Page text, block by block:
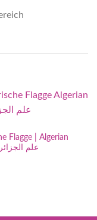
Flagge | Algerian
Fahne | علم الجزائر